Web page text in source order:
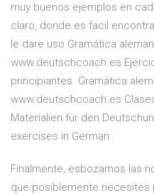
muy buenos ejemplos en
claro, donde es facil
le dare uso Gramática
www.deutschcoach.es
principiantes. Gramática
www.deutschcoach.es
Materialien für den
exercises in German
Finalmente, esbozamos las
que posiblemente necesites